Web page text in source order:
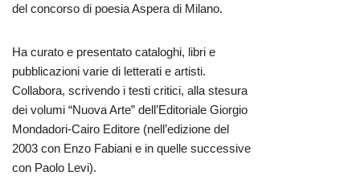
del concorso di poesia Aspera di Milano.
Ha curato e presentato cataloghi, libri e
pubblicazioni varie di letterati e artisti.
Collabora, scrivendo i testi critici, alla stesura
dei volumi “Nuova Arte” dell’Editoriale Giorgio
Mondadori-Cairo Editore (nell’edizione del
2003 con Enzo Fabiani e in quelle successive
con Paolo Levi).